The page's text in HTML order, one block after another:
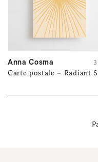
Anna Cosma
Carte postale – Radiant